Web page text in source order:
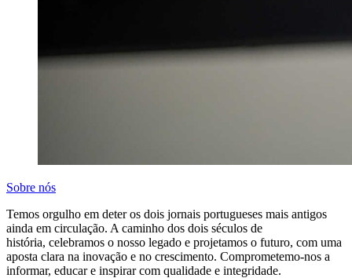
Sobre nós
Temos orgulho em deter os dois jornais portugueses mais antigos
ainda em circulação. A caminho dos dois séculos de
história, celebramos o nosso legado e projetamos o futuro, com uma
aposta clara na inovação e no crescimento. Comprometemo-nos a
informar, educar e inspirar com qualidade e integridade.